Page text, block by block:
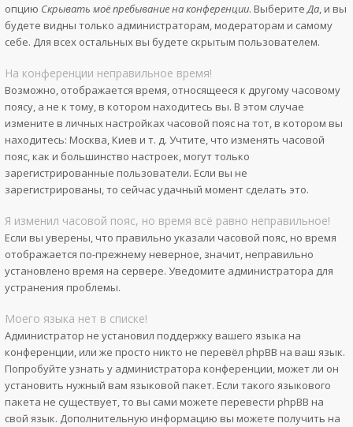
опцию Скрывать моё пребывание на конференции. ВыберитеДа, и вы
будете видны только администраторам, модераторам и самому
себе. Для всех остальных вы будете скрытым пользователем.
На конференции неправильное время!
Возможно, отображается время, относящееся к другому часовому
поясу, а не к тому, в котором находитесь вы. В этом случае
измените в личных настройках часовой пояс на тот, в котором вы
находитесь: Москва, Киев и т. д. Учтите, что изменять часовой
пояс, как и большинство настроек, могут только
зарегистрированные пользователи. Если вы не
зарегистрированы, то сейчас удачный момент сделать это.
Я изменил часовой пояс, но время всё равно неправильное!
Если вы уверены, что правильно указали часовой пояс, но время
отображается по-прежнему неверное, значит, неправильно
установлено время на сервере. Уведомите администратора для
устранения проблемы.
Моего языка нет в списке!
Администратор не установил поддержку вашего языка на
конференции, или же просто никто не перевёл phpBB на ваш язык.
Попробуйте узнать у администратора конференции, может ли он
установить нужный вам языковой пакет. Если такого языкового
пакета не существует, то вы сами можете перевести phpBB на
свой язык. Дополнительную информацию вы можете получить на